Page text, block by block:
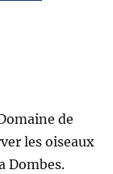
de
les oiseaux
Dombes.